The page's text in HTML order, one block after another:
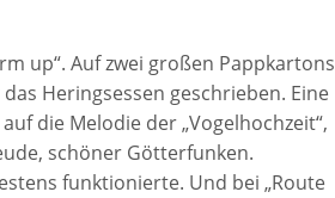
up“. Auf zwei großen Pappkartons
Heringsessen geschrieben. Eine
die Melodie der „Vogelhochzeit“,
schöner Götterfunken.
funktionierte. Und bei „Route